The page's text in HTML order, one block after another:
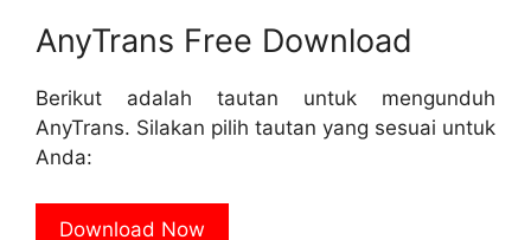
AnyTrans Free Download
Berikut adalah tautan untuk mengunduh
AnyTrans. Silakan pilih tautan yang sesuai untuk
Anda:
Download Now